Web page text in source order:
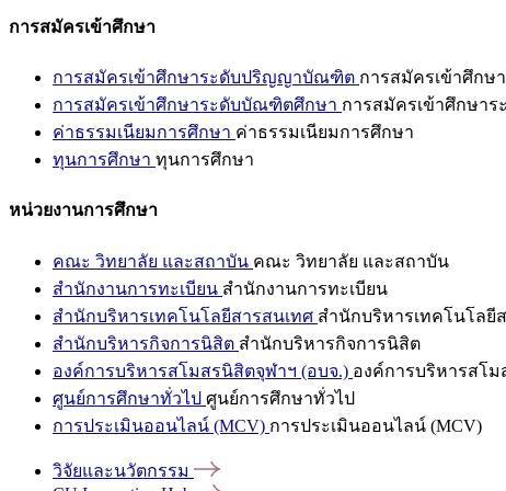
การสมัครเข้าศึกษา
การสมัครเข้าศึกษาระดับปริญญาบัณฑิต การสมัครเข้าศึก
การสมัครเข้าศึกษาระดับบัณฑิตศึกษา การสมัครเข้าศึกษา
ค่าธรรมเนียมการศึกษา ค่าธรรมเนียมการศึกษา
ทุนการศึกษา ทุนการศึกษา
หน่วยงานการศึกษา
คณะ วิทยาลัย และสถาบัน คณะ วิทยาลัย และสถาบัน
สำนักงานการทะเบียน สำนักงานการทะเบียน
สำนักบริหารเทคโนโลยีสารสนเทศ สำนักบริหารเทคโนโลยี
สำนักบริหารกิจการนิสิต สำนักบริหารกิจการนิสิต
องค์การบริหารสโมสรนิสิตจุฬาฯ (อบจ.) องค์การบริหารสโ
ศูนย์การศึกษาทั่วไป ศูนย์การศึกษาทั่วไป
การประเมินออนไลน์ (MCV) การประเมินออนไลน์ (MCV)
วิจัยและนวัตกรรม